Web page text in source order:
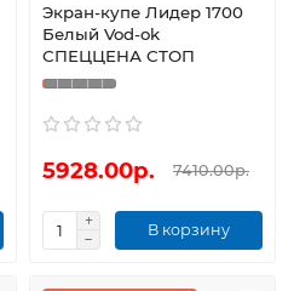
Экран-купе Лидер 1700
Белый Vod-ok
СПЕЦЦЕНА СТОП
5928.00р. 7410.00р.
В корзину